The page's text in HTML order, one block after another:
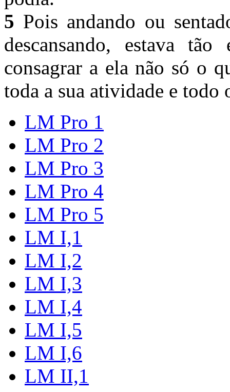
5 Pois andando ou
descansando, estava
consagrar a ela não só o
toda a sua atividade e todo
LM Pro 1
LM Pro 2
LM Pro 3
LM Pro 4
LM Pro 5
LM I,1
LM I,2
LM I,3
LM I,4
LM I,5
LM I,6
LM II,1